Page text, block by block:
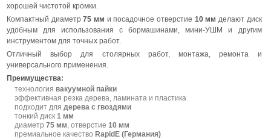
хорошей чистотой кромки.
Компактный диаметр75 мм и посадочное отверстие 10 мм делают диск
удобным для использования с бормашинами, мини-УШМ и другим
инструментом для точных работ.
Отличный выбор для столярных работ, монтажа, ремонта и
универсального применения.
Преимущества:
технология вакуумной пайки
эффективная резка дерева, ламината и пластика
подходит для дерева с гвоздями
тонкий диск 1 мм
диаметр 75 мм , отверстие 10 мм
премиальное качество RapidE (Германия)